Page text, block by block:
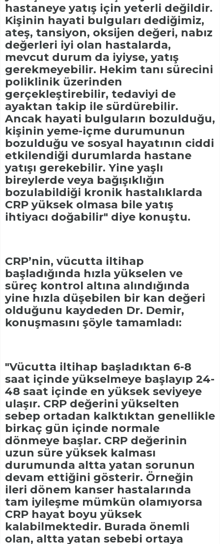
hastaneye yatış için yeterli değildir.
Kişinin hayati bulguları dediğimiz,
ateş, tansiyon, oksijen değeri, nabız
değerleri iyi olan hastalarda,
mevcut durum da iyiyse, yatış
gerekmeyebilir. Hekim tanı sürecini
poliklinik üzerinden
gerçekleştirebilir, tedaviyi de
ayaktan takip ile sürdürebilir.
Ancak hayati bulguların bozulduğu,
kişinin yeme-içme durumunun
bozulduğu ve sosyal hayatının ciddi
etkilendiği durumlarda hastane
yatışı gerekebilir. Yine yaşlı
bireylerde veya bağışıklığın
bozulabildiği kronik hastalıklarda
CRP yüksek olmasa bile yatış
ihtiyacı doğabilir" diye konuştu.
CRP’nin, vücutta iltihap
başladığında hızla yükselen ve
süreç kontrol altına alındığında
yine hızla düşebilen bir kan değeri
olduğunu kaydeden Dr. Demir,
konuşmasını şöyle tamamladı:
"Vücutta iltihap başladıktan 6-8
saat içinde yükselmeye başlayıp 24-
48 saat içinde en yüksek seviyeye
ulaşır. CRP değerini yükselten
sebep ortadan kalktıktan genellikle
birkaç gün içinde normale
dönmeye başlar. CRP değerinin
uzun süre yüksek kalması
durumunda altta yatan sorunun
devam ettiğini gösterir. Örneğin
ileri dönem kanser hastalarında
tam iyileşme mümkün olamıyorsa
CRP hayat boyu yüksek
kalabilmektedir. Burada önemli
olan, altta yatan sebebi ortaya